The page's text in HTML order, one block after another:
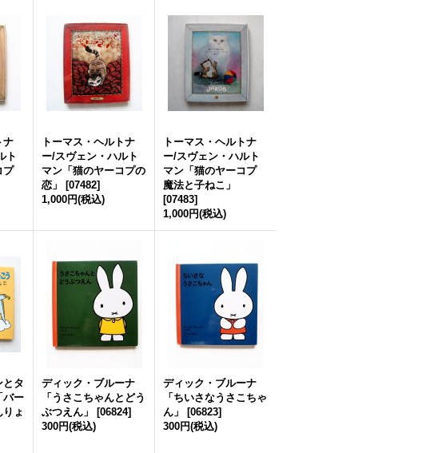
ナ
ト
プ
トーマス・ヘルトナ
ー/スヴェン・ハルト
マン「猫のヤーコプの
恋」
[07482]
1,000円(税込)
トーマス・ヘルトナ
ー/スヴェン・ハルト
マン「猫のヤーコプ
魔法と子ねこ」
[07483]
1,000円(税込)
とタ
バー
ょ
ディック・ブルーナ
「うさこちゃんとどう
ぶつえん」
[06824]
300円(税込)
ディック・ブルーナ
「ちいさなうさこちゃ
ん」
[06823]
300円(税込)